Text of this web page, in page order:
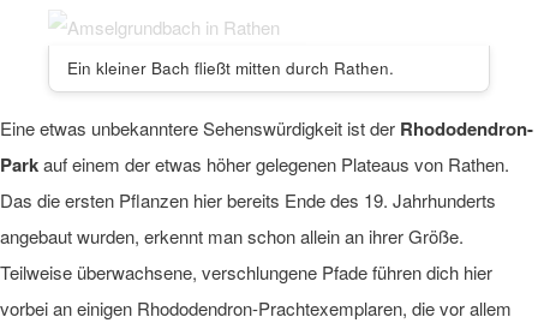
Ein kleiner Bach fließt mitten durch Rathen.
Eine etwas unbekanntere Sehenswürdigkeit ist der Rhododendron-
Parkauf einem der etwas höher gelegenen Plateaus von Rathen.
Das die ersten Pflanzen hier bereits Ende des 19. Jahrhunderts
angebaut wurden, erkennt man schon allein an ihrer Größe.
Teilweise überwachsene, verschlungene Pfade führen dich hier
vorbei an einigen Rhododendron-Prachtexemplaren, die vor allem